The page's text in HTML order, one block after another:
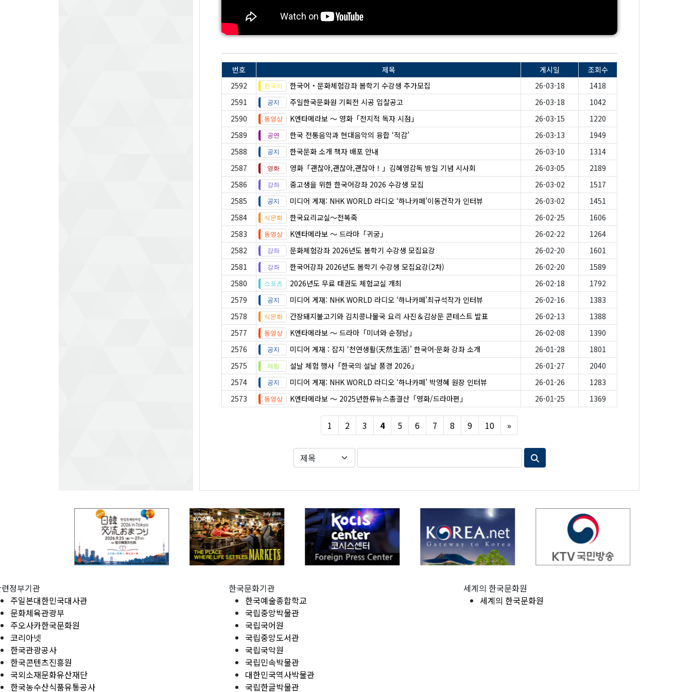
번호 제목 게시일
조회수
2592
한국어・문화체험강좌 봄학기 수강생 추가모집 26-03-18
1418
2591
주일한국문화원 기획전 시공 입찰공고 26-03-18
1042
2590
K엔타메라보 ～ 영화「전지적 독자 시점」 26-03-15
1220
2589
한국 전통음악과 현대음악의 융합 ‘적감’ 26-03-13
1949
2588
한국문화 소개 책자 배포 안내 26-03-10
1314
2587
영화「괜찮아,괜찮아,괜찮아！」김혜영감독 방일 기념 시사회 26-03-05
2189
2586
중고생을 위한 한국어강좌 2026 수강생 모집 26-03-02
1517
2585
미디어 게재: NHK WORLD 라디오 ‘하나카페’이동건작가 인터뷰 26-03-02
1451
2584
한국요리교실〜전복죽 26-02-25
1606
2583
K엔타메라보 ～ 드라마「귀궁」 26-02-22
1264
2582
문화체험강좌 2026년도 봄학기 수강생 모집요강 26-02-20
1601
2581
한국어강좌 2026년도 봄학기 수강생 모집요강(2차) 26-02-20
1589
2580
2026년도 무료 태권도 체험교실 개최 26-02-18
1792
2579
미디어 게재: NHK WORLD 라디오 ‘하나카페’최규석작가 인터뷰 26-02-16
1383
2578
간장돼지불고기와 김치콩나물국 요리 사진＆감상문 콘테스트 발표 26-02-13
1388
2577
K엔타메라보 ～ 드라마「미녀와 순정남」 26-02-08
1390
2576
미디어 게재 : 잡지 ‘천연생활(天然生活)’ 한국어·문화 강좌 소개 26-01-28
1801
2575
설날 체험 행사「한국의 설날 풍경 2026」 26-01-27
2040
2574
미디어 게재: NHK WORLD 라디오 ‘하나카페’ 박영혜 원장 인터뷰 26-01-26
1283
2573
K엔타메라보 ～ 2025년한류뉴스총결산「영화/드라마편」 26-01-25 1369
1 2 3 4 5 6 7 8 9 10 »
정부기관
주일본대한민국대사관
문화체육관광부
주오사카한국문화원
코리아넷
한국관광공사
한국콘텐츠진흥원
국외소재문화유산재단
한국농수산식품유통공사
한국문화기관
한국예술종합학교
국립중앙박물관
국립국어원
국립중앙도서관
국립국악원
국립민속박물관
대한민국역사박물관
국립한글박물관
세계의 한국문화원
세계의 한국문화원